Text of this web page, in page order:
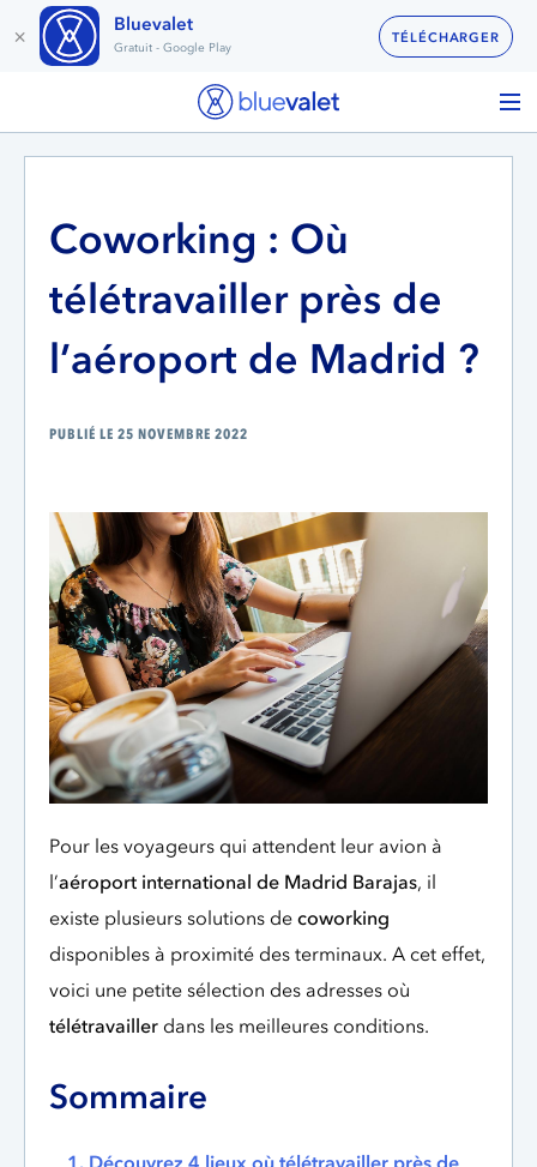
Coworking : Où
télétravailler près de
l’aéroport de Madrid ?
PUBLIÉ LE 25 NOVEMBRE 2022
Pour les voyageurs qui attendent leur avion à
l’aéroport international de Madrid Barajas, il
existe plusieurs solutions de coworking
disponibles à proximité des terminaux. A cet effet,
voici une petite sélection des adresses où
télétravailler dans les meilleures conditions.
Sommaire
1. Découvrez 4 lieux où télétravailler près de
× Bluevalet
Gratuit - Google Play
TÉLÉCHARGER